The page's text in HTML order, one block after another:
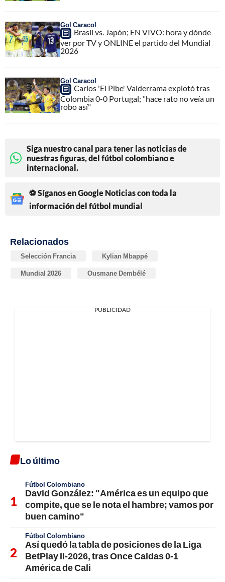
Gol Caracol
Brasil vs. Japón; EN VIVO: hora y dónde
ver por TV y ONLINE el partido del Mundial
2026
Gol Caracol
Carlos 'El Pibe' Valderrama explotó tras
Colombia 0-0 Portugal; "hace rato no veía un
robo así"
Siga nuestro canal para tener las noticias de
nuestras figuras, del fútbol colombiano e
internacional.
⚽ Síganos en Google Noticias con toda la
información del fútbol mundial
Relacionados
Selección Francia Kylian Mbappé
Mundial 2026 Ousmane Dembélé
PUBLICIDAD
Lo último
Fútbol Colombiano
David González: "América es un equipo que
compite, que se le nota el hambre; vamos por
buen camino"
Fútbol Colombiano
Así quedó la tabla de posiciones de la Liga
BetPlay II-2026, tras Once Caldas 0-1
América de Cali